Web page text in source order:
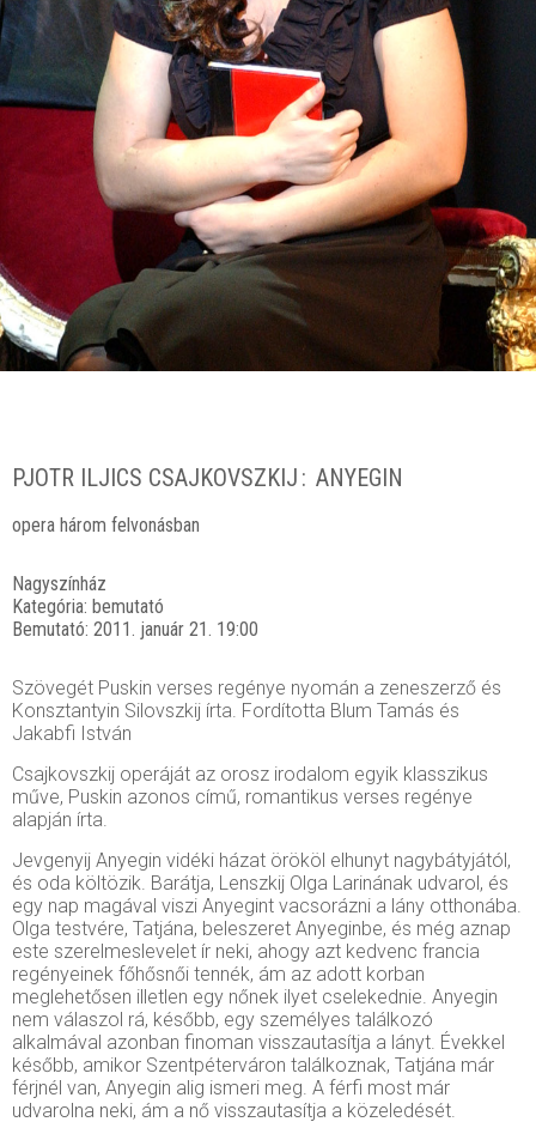
PJOTR ILJICS CSAJKOVSZKIJ ANYEGIN
opera három felvonásban
Nagyszínház
Kategória: bemutató
Bemutató: 2011. január 21. 19:00
Szövegét Puskin verses regénye nyomán a zeneszerző és
Konsztantyin Silovszkij írta. Fordította Blum Tamás és
Jakabfi István
Csajkovszkij operáját az orosz irodalom egyik klasszikus
műve, Puskin azonos című, romantikus verses regénye
alapján írta.
Jevgenyij Anyegin vidéki házat örököl elhunyt nagybátyjától,
és oda költözik. Barátja, Lenszkij Olga Larinának udvarol, és
egy nap magával viszi Anyegint vacsorázni a lány otthonába.
Olga testvére, Tatjána, beleszeret Anyeginbe, és még aznap
este szerelmeslevelet ír neki, ahogy azt kedvenc francia
regényeinek főhősnői tennék, ám az adott korban
meglehetősen illetlen egy nőnek ilyet cselekednie. Anyegin
nem válaszol rá, később, egy személyes találkozó
alkalmával azonban finoman visszautasítja a lányt. Évekkel
később, amikor Szentpéterváron találkoznak, Tatjána már
férjnél van, Anyegin alig ismeri meg. A férfi most már
udvarolna neki, ám a nő visszautasítja a közeledését.